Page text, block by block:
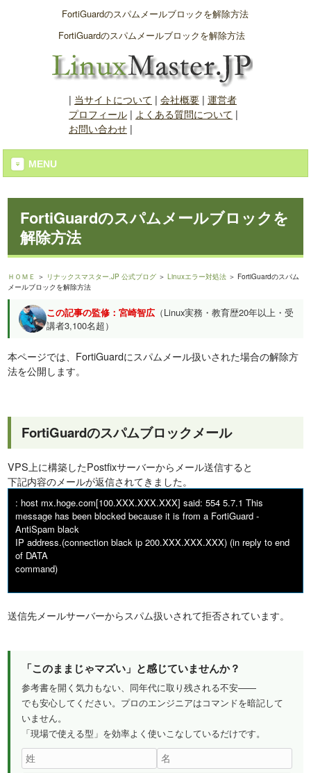
FortiGuardのスパムメールブロックを解除方法
FortiGuardのスパムメールブロックを解除方法
| 当サイトについて | 会社概要| 運営者
プロフィール| よくある質問について |
お問い合わせ|
MENU
FortiGuardのスパムメールブロックを
解除方法
ＨＯＭＥ ＞ リナックスマスター.JP 公式ブログ ＞Linuxエラー対処法 ＞ FortiGuardのスパム
メールブロックを解除方法
この記事の監修：宮崎智広 （Linux実務・教育歴20年以上・受
講者3,100名超）
本ページでは、FortiGuardにスパムメール扱いされた場合の解除方
法を公開します。
FortiGuardのスパムブロックメール
VPS上に構築したPostfixサーバーからメール送信すると
下記内容のメールが返信されてきました。
: host mx.hoge.com[100.XXX.XXX.XXX] said: 554 5.7.1 This
message has been blocked because it is from a FortiGuard -
AntiSpam black
IP address.(connection black ip 200.XXX.XXX.XXX) (in reply to end
of DATA
command)
送信先メールサーバーからスパム扱いされて拒否されています。
「このままじゃマズい」と感じていませんか？
参考書を開く気力もない、同年代に取り残される不安——
でも安心してください。プロのエンジニアはコマンドを暗記して
いません。
「現場で使える型」を効率よく使いこなしているだけです。